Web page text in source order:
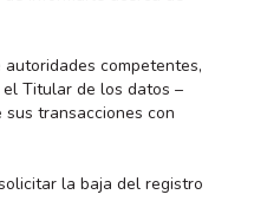
competentes,
el Titular de los datos –
transacciones con
la baja del registro